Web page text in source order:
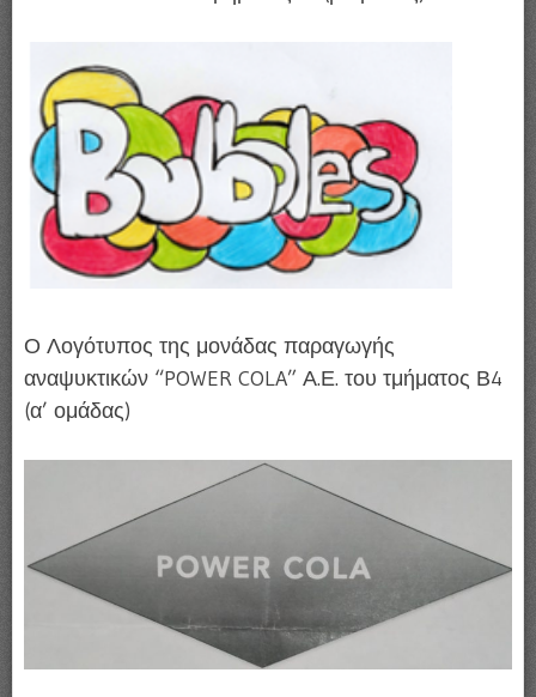
Ο Λογότυπος της μονάδας παραγωγής
αναψυκτικών “POWER COLA” Α.Ε. του τμήματος Β4
(α’ ομάδας)